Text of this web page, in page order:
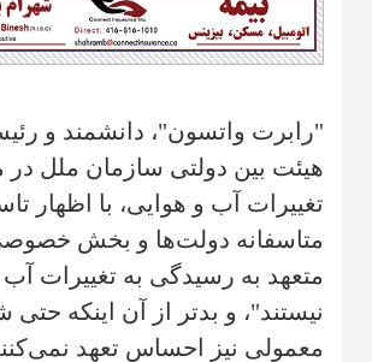
"رابرت واتسون"، دانشمند و
هیئت بین دولتی سازمان ملل در
تغییرات آب و هوایی، با اظهار
متاسفانه دولت‌ها و بخش
متعهد به رسیدگی به تغییرات آب
نیستند"، و بدتر از آن اینکه حتی
معمولی نیز احساس تعهد